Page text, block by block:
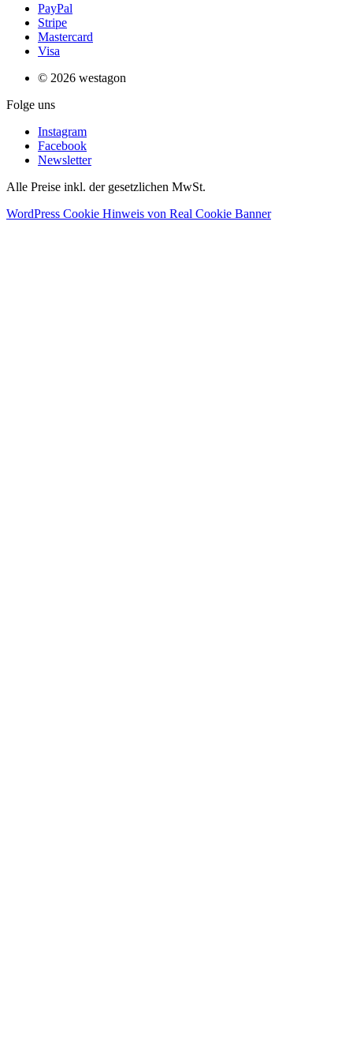
PayPal
Stripe
Mastercard
Visa
© 2026 westagon
Folge uns
Instagram
Facebook
Newsletter
Alle Preise inkl. der gesetzlichen MwSt.
WordPress Cookie Hinweis von Real Cookie Banner